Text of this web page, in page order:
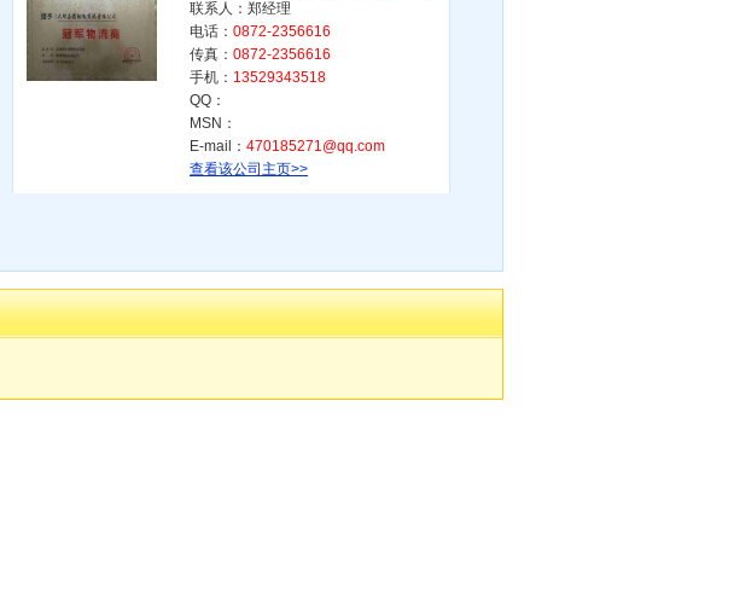
联系人：郑经理
电话： 0872-2356616
传真： 0872-2356616
手机： 13529343518
QQ：
MSN：
E-mail： 470185271@qq.com
查看该公司主页>>